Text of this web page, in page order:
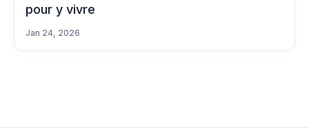
pour y vivre
Jan 24, 2026